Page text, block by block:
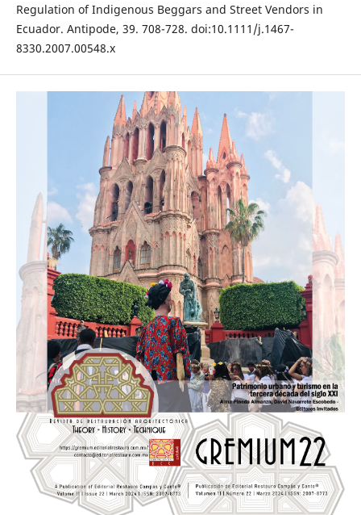
Regulation of Indigenous Beggars and Street Vendors in
Ecuador. Antipode, 39. 708-728. doi:10.1111/j.1467-
8330.2007.00548.x